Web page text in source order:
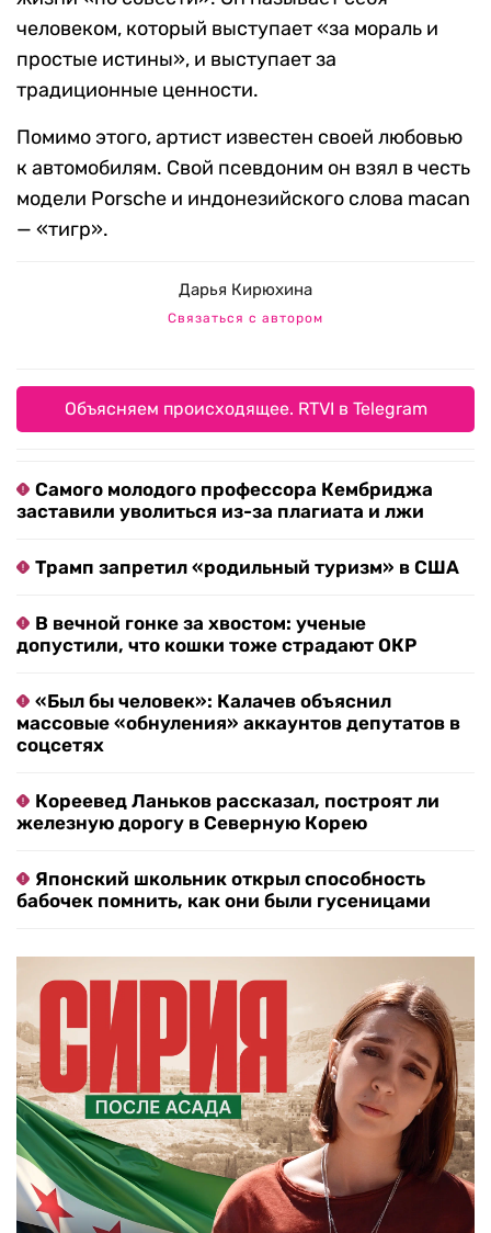
человеком, который выступает «за мораль и
простые истины», и выступает за
традиционные ценности.
Помимо этого, артист известен своей любовью
к автомобилям. Свой псевдоним он взял в честь
модели Porsche и индонезийского слова macan
— «тигр».
Дарья Кирюхина
Связаться с автором
Объясняем происходящее. RTVI в Telegram
Самого молодого профессора Кембриджа
заставили уволиться из-за плагиата и лжи
Трамп запретил «родильный туризм» в США
В вечной гонке за хвостом: ученые
допустили, что кошки тоже страдают ОКР
«Был бы человек»: Калачев объяснил
массовые «обнуления» аккаунтов депутатов в
соцсетях
Кореевед Ланьков рассказал, построят ли
железную дорогу в Северную Корею
Японский школьник открыл способность
бабочек помнить, как они были гусеницами